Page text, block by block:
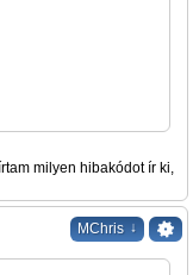
milyen hibakódot ír ki,
MChris ↓